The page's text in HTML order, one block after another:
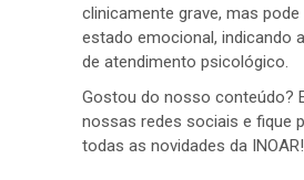
clinicamente grave, mas
estado emocional, indicando
de atendimento psicológico.
Gostou do nosso conteúdo?
nossas redes sociais e fique
todas as novidades da INOAR!